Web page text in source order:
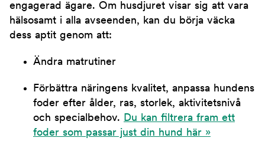
engagerad ägare. Om husdjuret visar sig att vara
hälsosamt i alla avseenden, kan du börja väcka
dess aptit genom att:
Ändra matrutiner
Förbättra näringens kvalitet, anpassa hundens
foder efter ålder, ras, storlek, aktivitetsnivå
och specialbehov. Du kan filtrera fram ett
foder som passar just din hund här »